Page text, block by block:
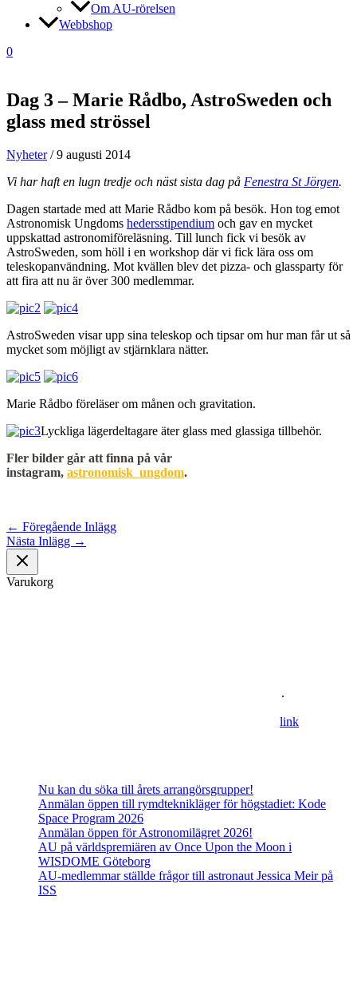
Om AU-rörelsen
Webbshop
0
Dag 3 – Marie Rådbo, AstroSweden och
glass med strössel
Nyheter/9 augusti 2014
Vi har haft en lugn tredje och näst sista dag på Fenestra St Jörgen.
Dagen startade med att Marie Rådbo kom på besök. Hon tog emot
Astronomisk Ungdoms hedersstipendium och gav en mycket
uppskattad astronomiföreläsning. Till lunch fick vi besök av
AstroSweden, som höll i en workshop där vi fick lära oss om
teleskopanvändning. Mot kvällen blev det pizza- och glassparty för
att fira att nu är över 300 medlemmar.
AstroSweden visar upp sina teleskop och tipsar om hur man får ut så
mycket som möjligt av stjärnklara nätter.
Marie Rådbo föreläser om månen och gravitation.
Lyckliga lägerdeltagare äter glass med glassiga tillbehör.
Fler bilder går att finna på vår
instagram, astronomisk_ungdom.
← Föregående Inlägg
Nästa Inlägg →
Varukorg
.
link
Nu kan du söka till årets arrangörsgrupper!
Anmälan öppen till rymdteknikläger för högstadiet: Kode
Space Program 2026
Anmälan öppen för Astronomilägret 2026!
AU på världspremiären av Once Upon the Moon i
WISDOME Göteborg
AU-medlemmar ställde frågor till astronaut Jessica Meir på
ISS